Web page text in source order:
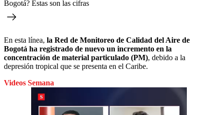
Bogotá? Estas son las cifras
En esta línea, la Red de Monitoreo de Calidad del Aire de
Bogotá ha registrado de nuevo un incremento en la
concentración de material particulado (PM), debido a la
depresión tropical que se presenta en el Caribe.
Videos Semana